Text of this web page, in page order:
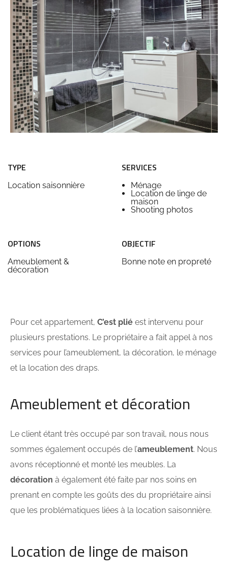
TYPE
Location saisonnière
SERVICES
Ménage
Location de linge de
maison
Shooting photos
OPTIONS
Ameublement &
décoration
OBJECTIF
Bonne note en propreté
Pour cet appartement, C’est plié est intervenu pour
plusieurs prestations. Le propriétaire a fait appel à nos
services pour l’ameublement, la décoration, le ménage
et la location des draps.
Ameublement et décoration
Le client étant très occupé par son travail, nous nous
sommes également occupés de l’ameublement. Nous
avons réceptionné et monté les meubles. La
décoration à également été faite par nos soins en
prenant en compte les goûts des du propriétaire ainsi
que les problématiques liées à la location saisonnière.
Location de linge de maison